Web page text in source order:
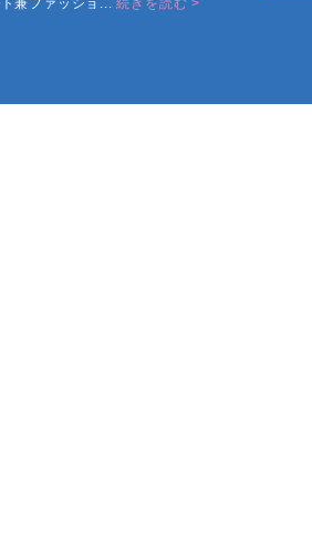
兼ファッショ...続きを読む >